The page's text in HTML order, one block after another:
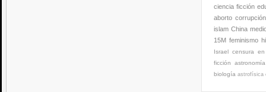
ciencia ficción
aborto corrupción
islam China
15M feminismo
Israel
censura
ficción
astronomía
biología astrofísica